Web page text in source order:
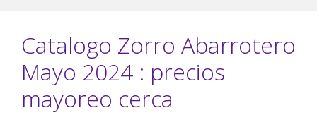
Catalogo Zorro Abarrotero
Mayo 2024 : precios
mayoreo cerca